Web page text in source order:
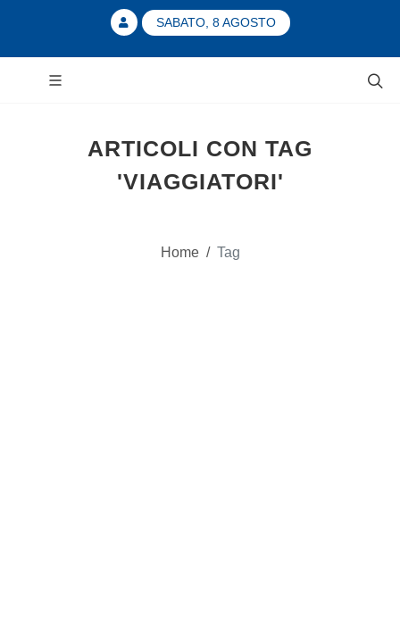
SABATO, 8 AGOSTO
ARTICOLI CON TAG
'VIAGGIATORI'
Home / Tag